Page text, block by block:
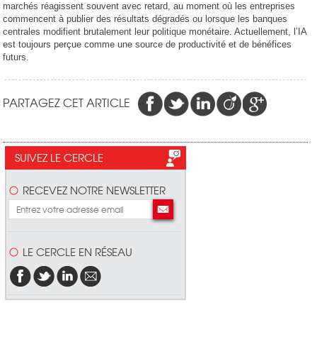
marchés réagissent souvent avec retard, au moment où les entreprises
commencent à publier des résultats dégradés ou lorsque les banques
centrales modifient brutalement leur politique monétaire. Actuellement, l’IA
est toujours perçue comme une source de productivité et de bénéfices
futurs.
PARTAGEZ CET ARTICLE
SUIVEZ LE CERCLE
RECEVEZ NOTRE NEWSLETTER
LE CERCLE EN RÉSEAU